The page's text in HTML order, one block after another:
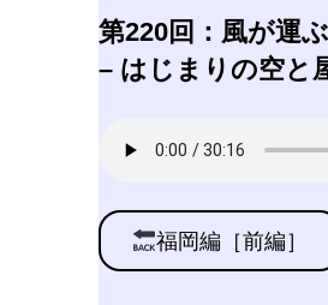
第220回：風が運
– はじまりの空と
福岡編［前編］